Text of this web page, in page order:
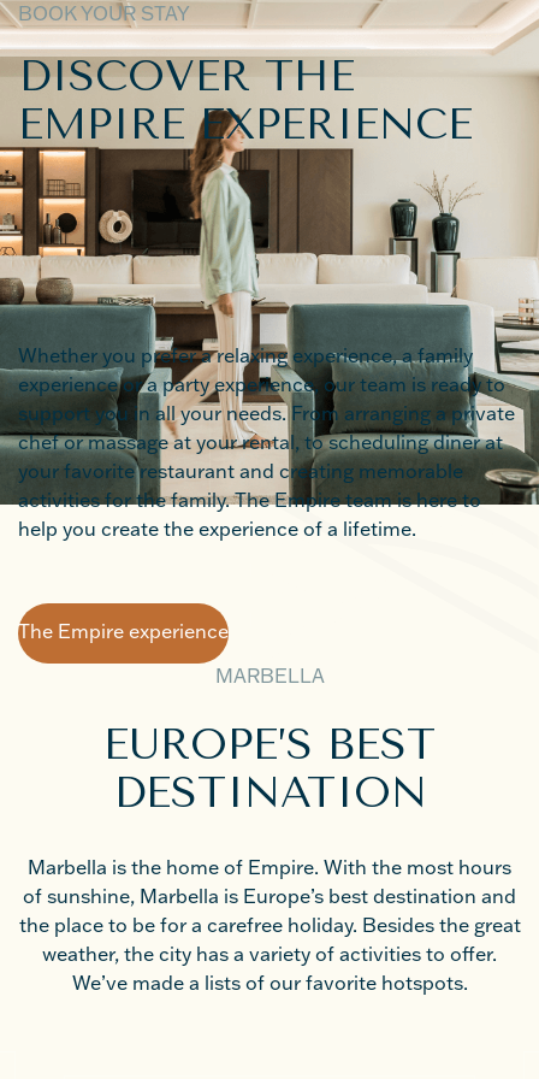
BOOK YOUR STAY
DISCOVER THE
EMPIRE EXPERIENCE
Booking a rental at Empire isn’t just securing a luxury
vacation stay, you’ll discover the experience of a
lifetime. Empire provides rentals that have the luxury
of a hotel but feel like home.
Whether you prefer a relaxing experience, a family
experience or a party experience, our team is ready to
support you in all your needs. From arranging a private
chef or massage at your rental, to scheduling diner at
your favorite restaurant and creating memorable
activities for the family. The Empire team is here to
help you create the experience of a lifetime.
The Empire experience
The Empire experience
MARBELLA
EUROPE’S BEST
DESTINATION
Marbella is the home of Empire. With the most hours
of sunshine, Marbella is Europe’s best destination and
the place to be for a carefree holiday. Besides the great
weather, the city has a variety of activities to offer.
We’ve made a lists of our favorite hotspots.